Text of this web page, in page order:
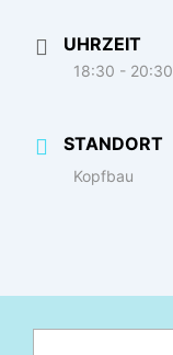
UHRZEIT
18:30 - 20:30
STANDORT
Kopfbau